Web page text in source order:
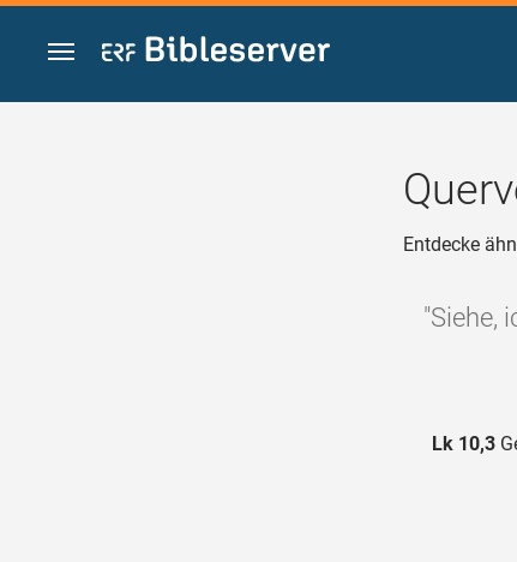
Zum Inhalt springen
Entdecke
"Siehe,
Lk 10,3